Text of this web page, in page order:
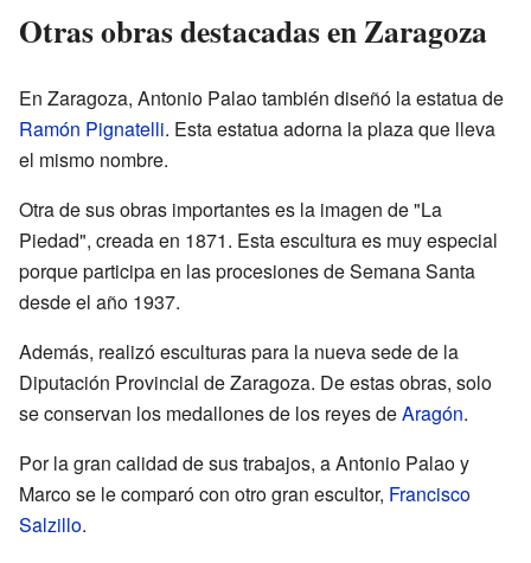
Otras obras destacadas en Zaragoza
En Zaragoza, Antonio Palao también diseñó la estatua de
Ramón Pignatelli. Esta estatua adorna la plaza que lleva
el mismo nombre.
Otra de sus obras importantes es la imagen de "La
Piedad", creada en 1871. Esta escultura es muy especial
porque participa en las procesiones de Semana Santa
desde el año 1937.
Además, realizó esculturas para la nueva sede de la
Diputación Provincial de Zaragoza. De estas obras, solo
se conservan los medallones de los reyes deAragón.
Por la gran calidad de sus trabajos, a Antonio Palao y
Marco se le comparó con otro gran escultor, Francisco
Salzillo.